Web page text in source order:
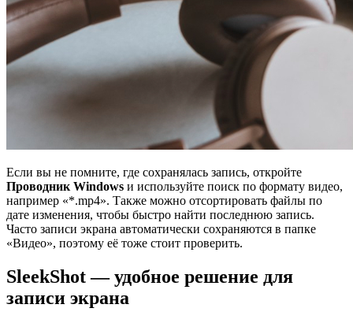
Если вы не помните, где сохранялась запись, откройте
Проводник Windows и используйте поиск по формату видео,
например «*.mp4». Также можно отсортировать файлы по
дате изменения, чтобы быстро найти последнюю запись.
Часто записи экрана автоматически сохраняются в папке
«Видео», поэтому её тоже стоит проверить.
SleekShot — удобное решение для
записи экрана